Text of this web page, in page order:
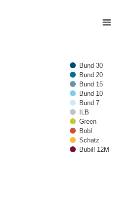
Bund 30
Bund 20
Bund 15
Bund 10
Bund 7
ILB
Green
Bobl
Schatz
Bubill 12M